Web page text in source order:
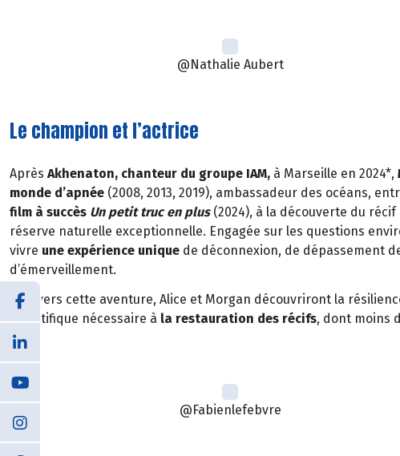
@Nathalie Aubert
Le champion et l’actrice
Après Akhenaton, chanteur du groupe IAM, à Marseille en 2024*,
monde d’apnée (2008, 2013, 2019), ambassadeur des océans,
film à succès Un petit truc en plus(2024), à la découverte du
réserve naturelle exceptionnelle. Engagée sur les questions
vivre une expérience unique de déconnexion, de dépassement
d’émerveillement.
À travers cette aventure, Alice et Morgan découvriront la
scientifique nécessaire à la restauration des récifs, dont moins
@Fabienlefebvre